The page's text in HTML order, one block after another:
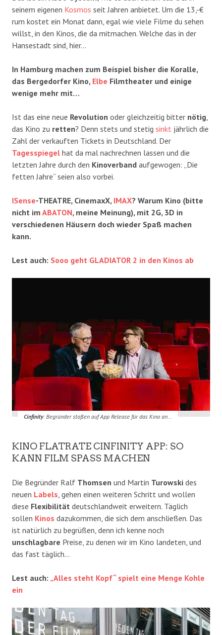
seinem eigenen Kosmos seit Jahren anbietet. Um die 13,-€
rum kostet ein Monat dann, egal wie viele Filme du sehen
willst, in den Kinos, die da mitmachen. Welche das in der
Hansestadt sind, hier…
In Hamburg machen zum Beispiel bisher die Koralle,
das Bergedorfer Kino, Elbe Filmtheater und einige
wenige mehr mit…
Ist das eine neue Revolution oder gleichzeitig bitter nötig,
das Kino zu retten? Denn stets und stetig sinkt jährlich die
Zahl der verkauften Tickets in Deutschland. Der
Tagesspiegel hat da mal nachrechnen lassen und die
letzten Jahre durch den Kinoverband aufgewogen: „Die
fetten Jahre“ seien also vorbei.
ISense-THEATRE, CinemaxX, IMAX? Warum Kino (bitte
nicht im ABATON, meine Meinung), mit 2G, 3D in
verschiedenen Häusern doch wieder Spaß machen
kann.
Lest auch: Sooo geht GLADIATOR 2 in den Kinos ab
Cinfinity: Begründer stoßen auf App Release für das Kino an…
KINO FLATRATE CINFINITY APP: SO
KANN FILM SPASS MACHEN
Die Begründer Ralf Thomsen und Martin Turowski des
neuen Labels , gehen einen weiteren Schritt und wollen
diese Flexibilität deutschlandweit erweitern. Täglich
sollen Kinos dazukommen, die sich dem anschließen. Das
ist natürlich zu begrüßen, denn ich kenne noch
unschlagbare Preise, zu denen wir im Kino landeten, und
das fast täglich…
Lest auch: „Alles steht Kopf“ spielt eine Menge Kohle
ein